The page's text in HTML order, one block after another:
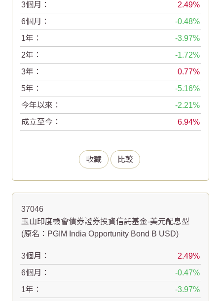
收藏 比較
3個月：
2.49
6個月：
-0.48
1年：
-3.97
2年：
-1.72
3年：
0.77
5年：
-5.16
今年以來：
-2.21
成立至今：
6.94
37046
玉山印度機會債券證券投資信託基金-美元配息型
(原名：PGIM India Opportunity Bond B USD)
3個月：
2.49
6個月：
-0.47
1年：
-3.97